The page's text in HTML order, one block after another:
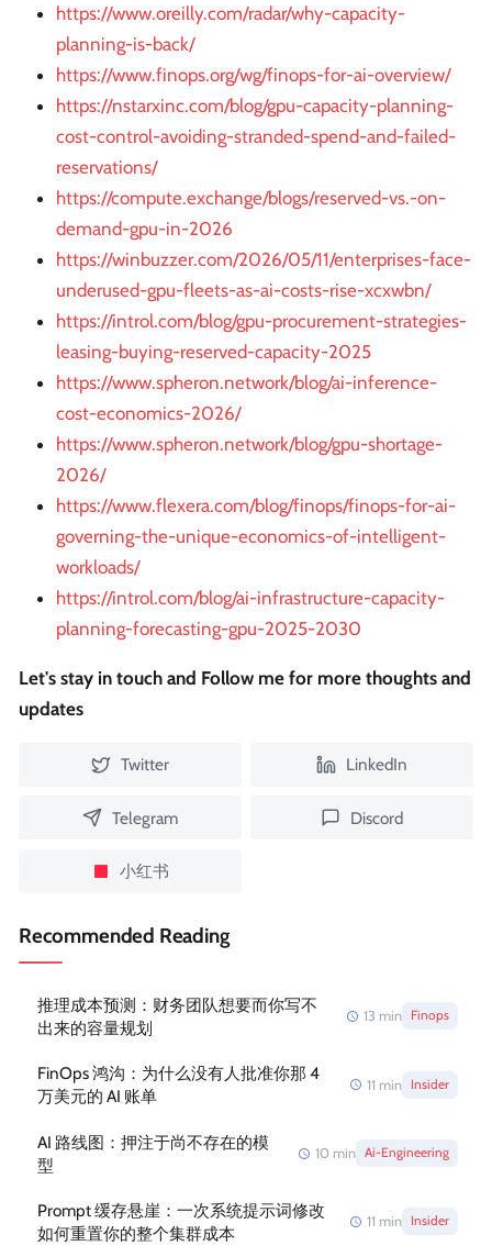
https://www.oreilly.com/radar/why-capacity-
planning-is-back/
https://www.finops.org/wg/finops-for-ai-overview/
https://nstarxinc.com/blog/gpu-capacity-planning-
cost-control-avoiding-stranded-spend-and-failed-
reservations/
https://compute.exchange/blogs/reserved-vs.-on-
demand-gpu-in-2026
https://winbuzzer.com/2026/05/11/enterprises-face-
underused-gpu-fleets-as-ai-costs-rise-xcxwbn/
https://introl.com/blog/gpu-procurement-strategies-
leasing-buying-reserved-capacity-2025
https://www.spheron.network/blog/ai-inference-
cost-economics-2026/
https://www.spheron.network/blog/gpu-shortage-
2026/
https://www.flexera.com/blog/finops/finops-for-ai-
governing-the-unique-economics-of-intelligent-
workloads/
https://introl.com/blog/ai-infrastructure-capacity-
planning-forecasting-gpu-2025-2030
Let's stay in touch and Follow me for more thoughts and
updates
Twitter LinkedIn
Telegram Discord
小红书
Recommended Reading
推理成本预测：财务团队想要而你写不
出来的容量规划
13 min Finops
FinOps 鸿沟：为什么没有人批准你那 4
万美元的 AI 账单
11 min Insider
AI 路线图：押注于尚不存在的模
型
10 min Ai-Engineering
Prompt 缓存悬崖：一次系统提示词修改
如何重置你的整个集群成本
11 min Insider